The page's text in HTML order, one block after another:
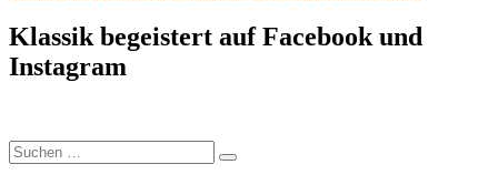
Klassik begeistert auf Facebook und
Instagram
Suchen
nach:
Suchen